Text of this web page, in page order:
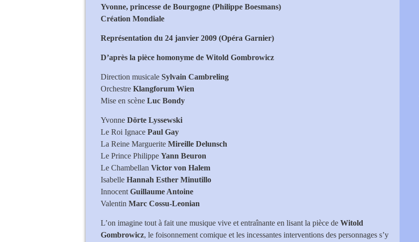
Yvonne, princesse de Bourgogne (Philippe Boesmans)
Création Mondiale
Représentation du 24 janvier 2009 (Opéra Garnier)
D’après la pièce homonyme de Witold Gombrowicz
Direction musicale Sylvain Cambreling
Orchestre Klangforum Wien
Mise en scène Luc Bondy
Yvonne Dörte Lyssewski
Le Roi Ignace Paul Gay
La Reine Marguerite Mireille Delunsch
Le Prince Philippe Yann Beuron
Le Chambellan Victor von Halem
Isabelle Hannah Esther Minutillo
Innocent Guillaume Antoine
Valentin Marc Cossu-Leonian
L’on imagine tout à fait une musique vive et entraînante en lisant la pièce de Witold
Gombrowicz, le foisonnement comique et les incessantes interventions des personnages s’y